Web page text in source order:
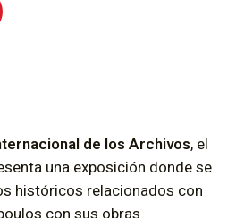
de los Archivos, el
una exposición donde se
históricos relacionados con